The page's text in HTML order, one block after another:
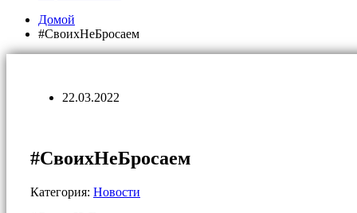
Домой
#СвоихНеБросаем
22.03.2022
#СвоихНеБросаем
Категория: Новости